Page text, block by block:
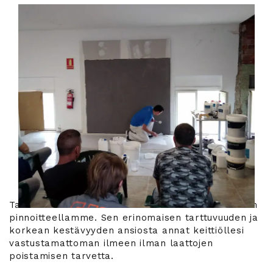
Tahrattoman keittiön luominen on mahdollista vain
pinnoitteellamme. Sen erinomaisen tarttuvuuden ja
korkean kestävyyden ansiosta annat keittiöllesi
vastustamattoman ilmeen ilman laattojen
poistamisen tarvetta.